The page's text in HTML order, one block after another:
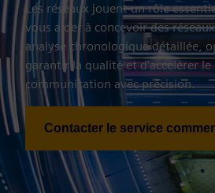
Les réseaux jouent un rôle
vous aider à concevoir des
analyse chronologique détaillée,
garantir la qualité et d'accélérer
communication avec précision.
Contacter le service